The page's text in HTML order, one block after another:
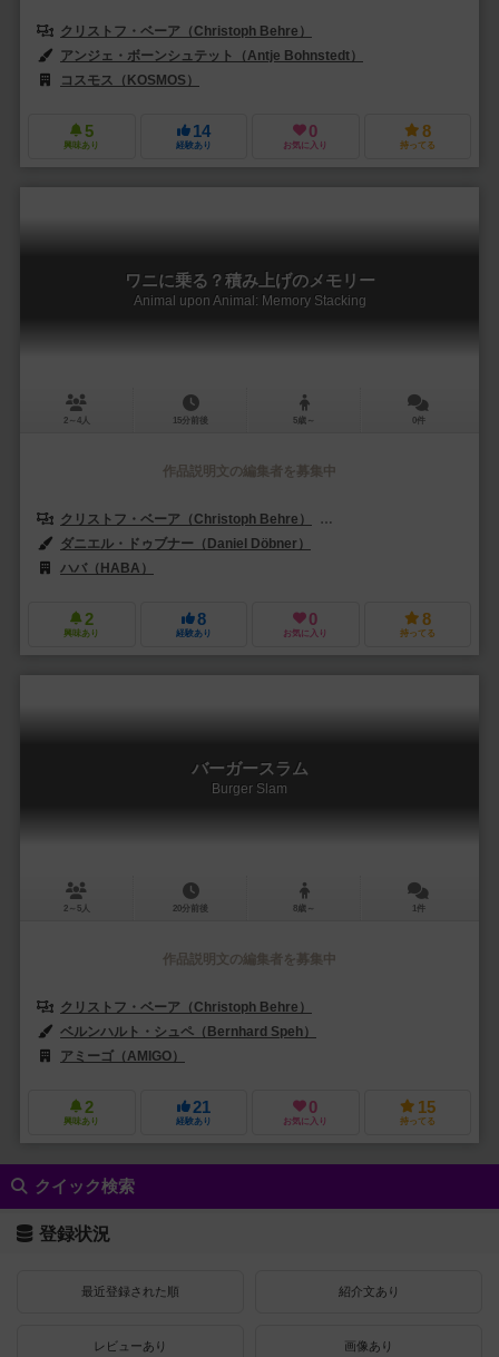
クリストフ・ベーア（Christoph Behre）
アンジェ・ボーンシュテット（Antje Bohnstedt）
コスモス（KOSMOS）
5
興味あり
14
経験あり
0
お気に入り
8
持ってる
ワニに乗る？積み上げのメモリー
Animal upon Animal: Memory Stacking
2～4人 15分前後 5歳～ 0件
作品説明文の編集者を募集中
クリストフ・ベーア（Christoph Behre）
ダニエル・ドゥブナー（Daniel Döbner）
ハバ（HABA）
2
興味あり
8
経験あり
0
お気に入り
8
持ってる
バーガースラム
Burger Slam
2～5人 20分前後 8歳～ 1件
作品説明文の編集者を募集中
クリストフ・ベーア（Christoph Behre）
ベルンハルト・シュペ（Bernhard Speh）
アミーゴ（AMIGO）
2
興味あり
21
経験あり
0
お気に入り
15
持ってる
クイック検索
登録状況
最近登録された順 紹介文あり
レビューあり 画像あり